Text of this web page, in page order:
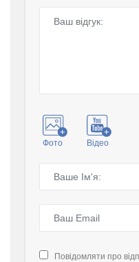
Фото Відео
Повідомляти про